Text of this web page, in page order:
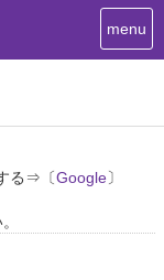
T
o
a
menu
る⇒〔Google〕